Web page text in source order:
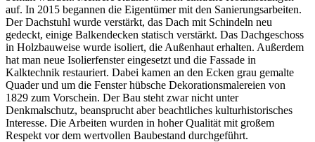
auf. In 2015 begannen die Eigentümer mit den Sanierungsarbeiten.
Der Dachstuhl wurde verstärkt, das Dach mit Schindeln neu
gedeckt, einige Balkendecken statisch verstärkt. Das Dachgeschoss
in Holzbauweise wurde isoliert, die Außenhaut erhalten. Außerdem
hat man neue Isolierfenster eingesetzt und die Fassade in
Kalktechnik restauriert. Dabei kamen an den Ecken grau gemalte
Quader und um die Fenster hübsche Dekorationsmalereien von
1829 zum Vorschein. Der Bau steht zwar nicht unter
Denkmalschutz, beansprucht aber beachtliches kulturhistorisches
Interesse. Die Arbeiten wurden in hoher Qualität mit großem
Respekt vor dem wertvollen Baubestand durchgeführt.